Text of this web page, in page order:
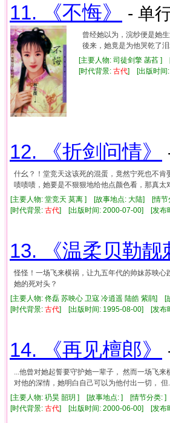
11. 《不悔》 - 单
曾经她以为，浣纱便是她
後来，她竟是为他哭乾了
[主要人物: 司徒剑擎 菡萏
[时代背景: 古代] [出版时间
12. 《折剑问情》
什幺？！堂竞天这该死的混蛋，竟然宁死也不
啧啧啧，她要是不狠狠地给他点颜色看，那真
[主要人物: 堂竞天 莫离 ] [故事地点: 大陆] [情
[时代背景: 古代] [出版时间: 2000-07-00] [发布
13. 《温柔贝勒靓
怪怪！一场飞来横祸，让九五年代的帅妹苏映
她的死对头？
[主要人物: 佟磊 苏映心 卫寇 冷逍遥 陆皓 紫鹃
[时代背景: 古代] [出版时间: 1995-08-00] [发布
14. 《再见檀郎》
...他曾对她起誓要守护她一辈子， 然而一场
对他的深情，她明白自己可以为他付出一切， 但...
[主要人物: 礽昊 韶玥 ] [故事地点: ] [情节分类: ]
[时代背景: 古代] [出版时间: 2000-06-00] [发布